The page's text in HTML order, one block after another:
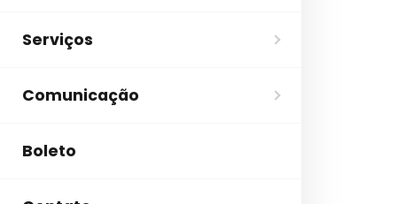
Serviços
Comunicação
Boleto